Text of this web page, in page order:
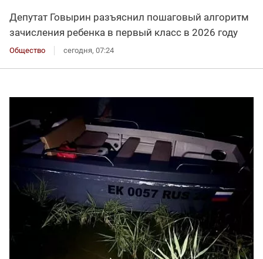
Депутат Говырин разъяснил пошаговый алгоритм
зачисления ребенка в первый класс в 2026 году
Общество сегодня, 07:24